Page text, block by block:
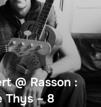
@ Rasson :
Thys – 8